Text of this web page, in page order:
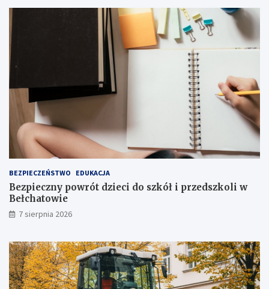
i
a
t
r
a
k
c
j
ż
u
ż
,
t
u
ż
I
I
s
t
o
p
n
i
BEZPIECZEŃSTWO EDUKACJA
Bezpieczny powrót dzieci do szkół i przedszkoli w
Bełchatowie
7 sierpnia 2026